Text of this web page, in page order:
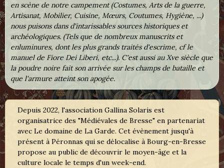
en scène de notre campement (Costumes, Arts de la guerre,
Artisanat, Mobilier, Cuisine, Mœurs, Coutumes, Hygiène, ...)
nous puisons dans d'intarissables sources historiques et
archéologiques. (Tels que de nombreux manuscrits et
enluminures, dont les plus grands traités d'escrime, cf le
manuel de Fiore Dei Liberi, etc...). C'est aussi au Xve siècle que
la poudre noire fait son arrivée sur les champs de bataille et
que l'armure atteint son apogée.
Depuis 2022, l'association Gallina Solaris est
organisatrice des "Médiévales de Bresse" en partenariat
avec Le domaine de La Garde. Cet évènement jusqu'à
présent à Péronnas qui se délocalise à Bourg-en-Bresse
propose au public de découvrir le moyen-âge et la
culture locale le temps d'un week-end.